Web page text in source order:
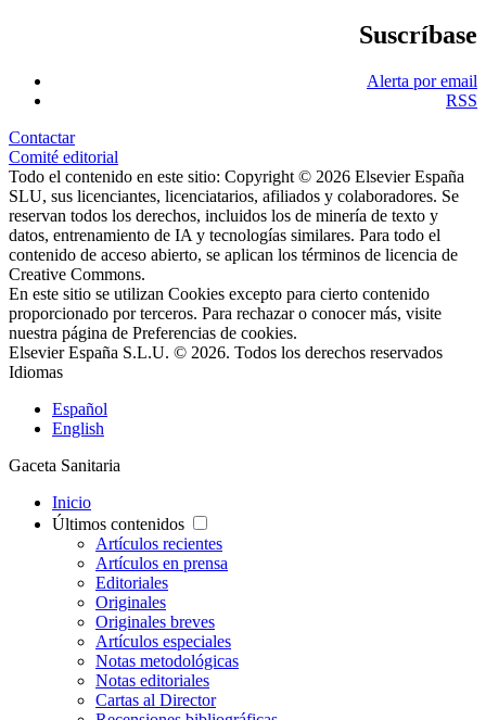
Suscríbase
Alerta por email
RSS
Contactar
Comité editorial
Todo el contenido en este sitio: Copyright © 2026 Elsevier España
SLU, sus licenciantes, licenciatarios, afiliados y colaboradores. Se
reservan todos los derechos, incluidos los de minería de texto y
datos, entrenamiento de IA y tecnologías similares. Para todo el
contenido de acceso abierto, se aplican los términos de licencia de
Creative Commons.
En este sitio se utilizan Cookies excepto para cierto contenido
proporcionado por terceros. Para rechazar o conocer más, visite
nuestra página de Preferencias de cookies.
Elsevier España S.L.U. © 2026. Todos los derechos reservados
Idiomas
Español
English
Gaceta Sanitaria
Inicio
Últimos contenidos
Artículos recientes
Artículos en prensa
Editoriales
Originales
Originales breves
Artículos especiales
Notas metodológicas
Notas editoriales
Cartas al Director